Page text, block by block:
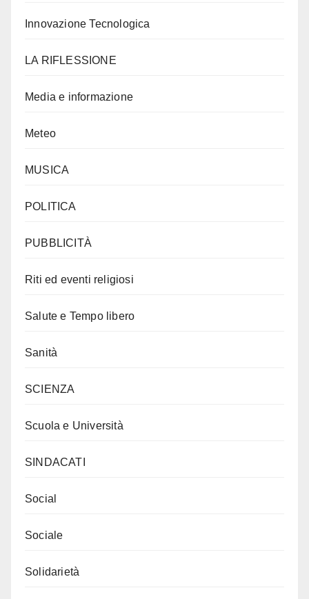
Innovazione Tecnologica
LA RIFLESSIONE
Media e informazione
Meteo
MUSICA
POLITICA
PUBBLICITÀ
Riti ed eventi religiosi
Salute e Tempo libero
Sanità
SCIENZA
Scuola e Università
SINDACATI
Social
Sociale
Solidarietà